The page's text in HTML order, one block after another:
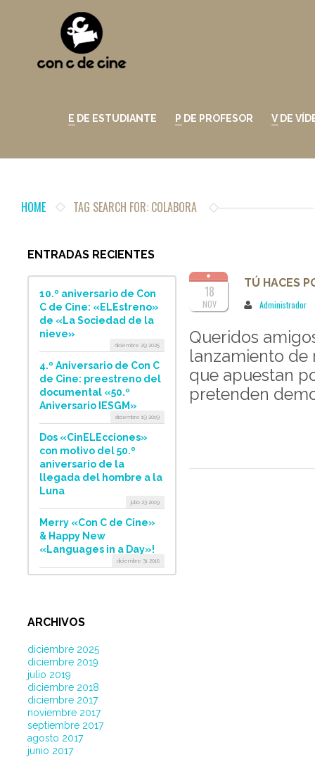
E DE ESTUDIANTE P DE PROFESOR V DE
HOME TAG SEARCH FOR: COLABORA
ENTRADAS RECIENTES
10.º aniversario de Con
C de Cine: «ELEstreno»
de «La Sociedad de la
nieve»
diciembre 29 2025
4.º Aniversario de Con C
de Cine: preestreno del
documental «50.º
Aniversario IESGM»
diciembre 19 2019
Dos «CinELEcciones»
con motivo del 50.º
aniversario de la
llegada del hombre a la
Luna
julio 23 2019
Merry «Con C de Cine»
& Happy New
«Languages in a Day»!
diciembre 31 2018
ARCHIVOS
diciembre 2025
diciembre 2019
julio 2019
diciembre 2018
diciembre 2017
noviembre 2017
septiembre 2017
agosto 2017
junio 2017
18
NOV
TÚ HACES
Administrador
Queridos
lanzamiento de
que apuestan
pretenden